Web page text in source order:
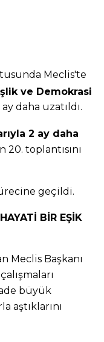
Meclis'te
ve Demokrasi
daha uzatıldı.
2 ay daha
toplantısını
geçildi.
BİR EŞİK
Meclis Başkanı
büyük
aştıklarını